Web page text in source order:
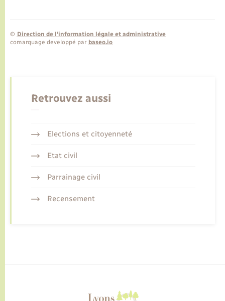
© Direction de l’information légale et administrative
comarquage developpé par baseo.io
Retrouvez aussi
Elections et citoyenneté
Etat civil
Parrainage civil
Recensement